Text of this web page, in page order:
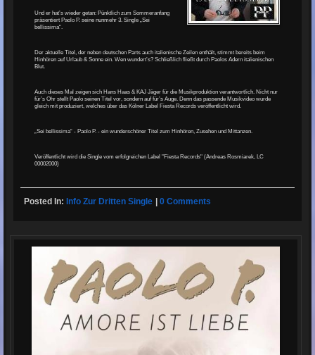
Und er hat’s wieder getan: Pünktlich zum Sommeranfang
präsentiert Paolo P. seine nunmehr 3. Single „Sei
bellissima“.
Der aktuelle Titel, der neben deutschen Parts auch italienische Zeilen enthält, stimmt bereits beim
Hinhören auf Urlaub & Sonne ein. Wen wundert’s? Schließlich fließt durch Paolos Adern italienischen
Blut.
Auch dieses Mal zeigen sich Hans Haas & KAJ Jäger für die Musikproduktion verantwortlich. Nicht nur
für’s Ohr stellt Paolo seinen Titel vor, sondern auf für’s Auge. Denn das passende Musikvideo wurde
gleich mit produziert, welches über das Kölner Label Fiesta Records veröffentlicht wird.
„Sei bellissima“ - Paolo P. - ein wunderschöner Titel zum Hinhören, Zusehen und Mittanzen.
Veröffentlicht wird die Single vom erfolgreichen Label "Fiesta Records" (Andreas Rosmiarek, LC
00002000)
Posted In: Info Zur Dritten Single |0 Comments